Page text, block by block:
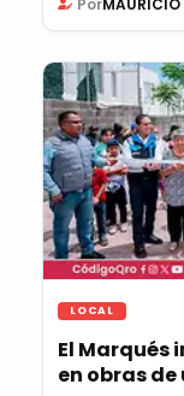
PorMAURICIO
LOCAL
El Marqués
en obras